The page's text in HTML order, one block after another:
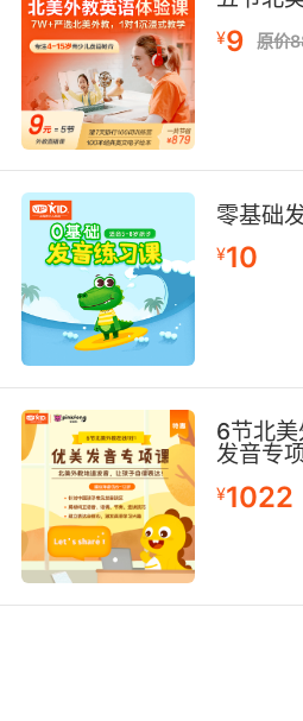
化交流中更加自信和得体。
语手抄报设计课对于提升
要意义。它不仅仅是一门
英语语言运用、美术设计
种技能的综合课程。 在英
们需要在手抄报中准确地
法。这就要求他们具备扎实
富的词汇量以及良好的写
质量的手抄报，学生们会
范性和准确性，不断改进
如，在撰写手抄报的文字
斟酌用词，力求用最恰当
事物。这种对英语语言的
们的英语语言水平。 美术
计课的重要组成部分。学
条、图形等元素来打造手
个过程中，他们的审美能力
充分的锻炼。他们学会如
搭配，如何设计独特的字
具有美感又能够突出主题
¥9 原价
零基础
¥10
6节北
发音专项
¥1022